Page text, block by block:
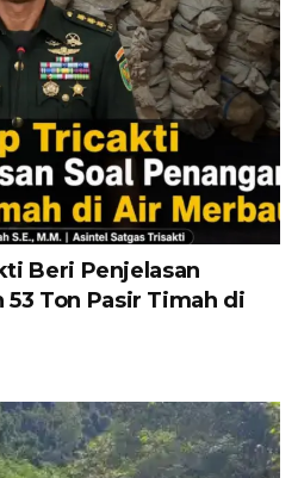
Beri Penjelasan
Ton Pasir Timah di